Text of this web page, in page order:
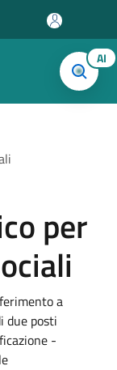
AI
per
a
due posti
-